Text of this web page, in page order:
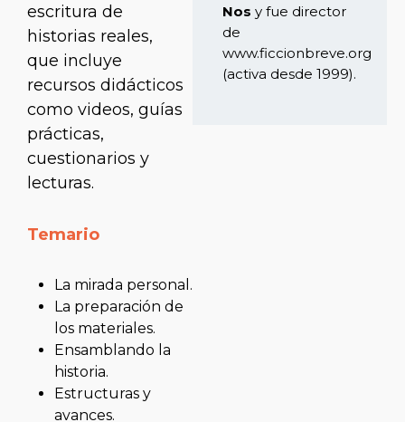
escritura de
historias reales,
que incluye
recursos didácticos
como videos, guías
prácticas,
cuestionarios y
lecturas.
Temario
La mirada personal.
La preparación de
los materiales.
Ensamblando la
historia.
Estructuras y
avances.
Nos y fue director
de
www.ficcionbreve.org
(activa desde 1999).